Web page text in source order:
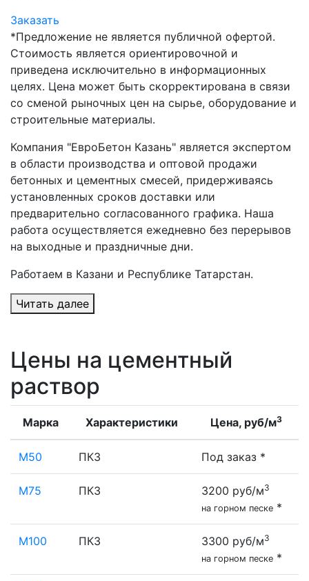
Заказать
*Предложение не является публичной офертой.
Стоимость является ориентировочной и
приведена исключительно в информационных
целях. Цена может быть скорректирована в связи
со сменой рыночных цен на сырье, оборудование и
строительные материалы.
Компания "ЕвроБетон Казань" является экспертом
в области производства и оптовой продажи
бетонных и цементных смесей, придерживаясь
установленных сроков доставки или
предварительно согласованного графика. Наша
работа осуществляется ежедневно без перерывов
на выходные и праздничные дни.
Работаем в Казани и Республике Татарстан.
Читать далее
Цены на цементный
раствор
Марка Характеристики Цена, руб/м3
М50 ПК3 Под заказ *
М75 ПК3 3200 руб/м3
на горном песке *
М100 ПК3 3300 руб/м3
на горном песке *